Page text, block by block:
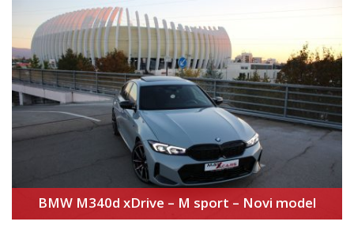
BMW M340d xDrive – M sport – Novi model